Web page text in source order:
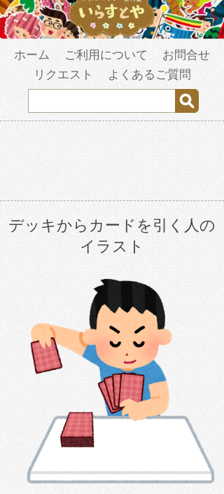
ホーム ご利用について
お問合せ
リクエスト
よくあるご質問
デッキからカードを引く人の
イラスト